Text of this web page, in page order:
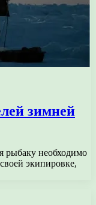
зимней
рыбаку необходимо
экипировке,